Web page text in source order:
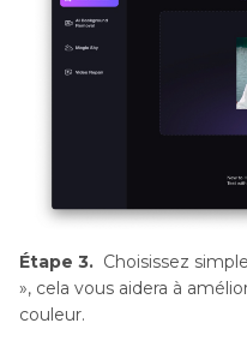
Étape 3. Choisissez
», cela vous aidera à
couleur.